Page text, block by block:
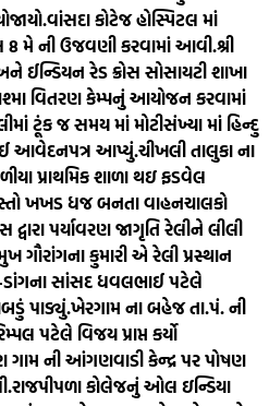
વાંસદા કોટેજ હોસ્પિટલ માં
8 મે ની ઉજવણી કરવામાં આવી.શ્રી
ઈન્ડિયન રેડ ક્રોસ સોસાયટી શાખા
વિતરણ કેમ્પનું આયોજન કરવામાં
ટૂંક જ સમય માં મોટીસંખ્યા માં હિન્દુ
આવેદનપત્ર આપ્યું.ચીખલી તાલુકા ના
પ્રાથમિક શાળા થઇ ફડવેલ
ખખડ ધજ બનતા વાહનચાલકો
દ્વારા પર્યાવરણ જાગૃતિ રેલીને લીલી
ગૌરાંગના કુમારી એ રેલી પ્રસ્થાન
ડાંગના સાંસદ ધવલભાઈ પટેલે
પાડ્યું.ખેરગામ ના બહેજ તા.પં. ની
પટેલે વિજય પ્રાપ્ત કર્યો
ગામ ની આંગણવાડી કેન્દ્ર પર પોષણ
રાજપીપળા કોલેજનું ઓલ ઇન્ડિયા